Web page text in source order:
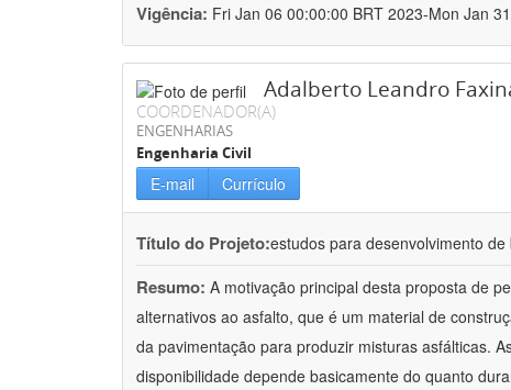
Vigência: Fri Jan 06 00:00:00 BRT 2023-Mon Jan
Adalberto Leandro
COORDENADOR(A)
ENGENHARIAS
Engenharia Civil
E-mail Currículo
Título do Projeto:estudos para desenvolvimento
Resumo: A motivação principal desta proposta de
alternativos ao asfalto, que é um material de
da pavimentação para produzir misturas asfálticas.
disponibilidade depende basicamente do quanto